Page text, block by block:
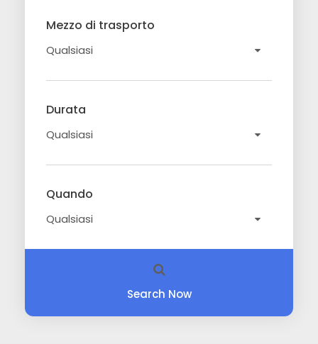
Mezzo di trasporto
Durata
Quando
Search Now